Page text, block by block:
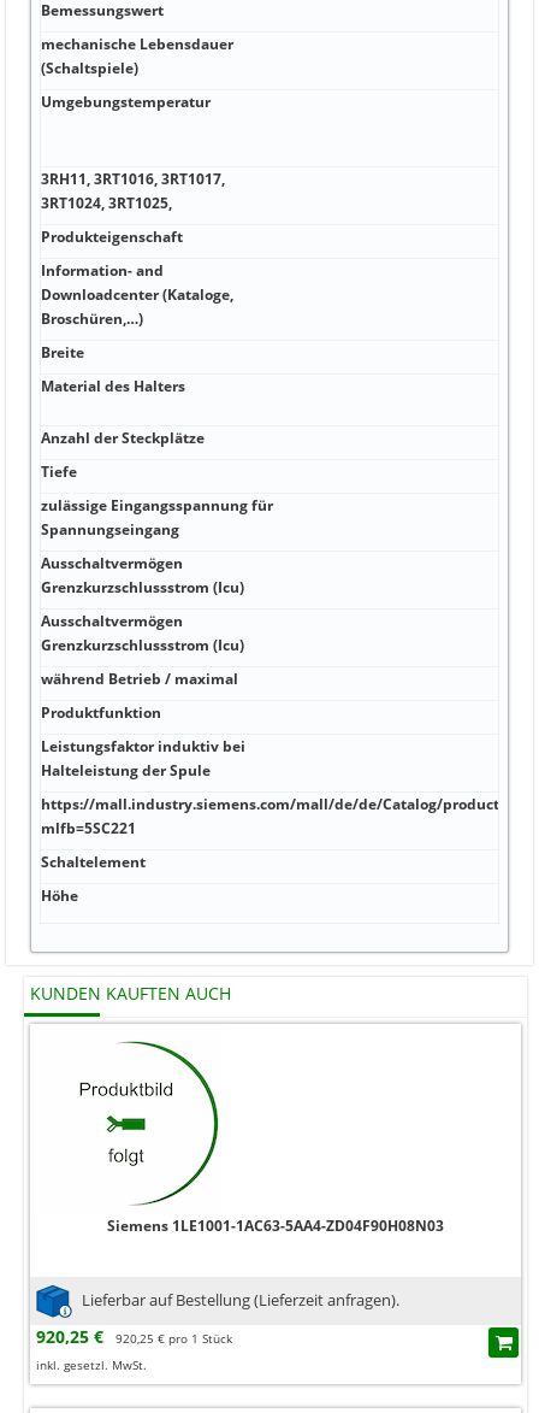
Bemessungswert
mechanische Lebensdauer
(Schaltspiele)
Umgebungstemperatur
3RH11, 3RT1016, 3RT1017,
3RT1024, 3RT1025,
Produkteigenschaft
Information- and
Downloadcenter (Kataloge,
Broschüren,…)
Breite
Material des Halters
Anzahl der Steckplätze
Tiefe
zulässige Eingangsspannung für
Spannungseingang
Ausschaltvermögen
Grenzkurzschlussstrom (Icu)
Ausschaltvermögen
Grenzkurzschlussstrom (Icu)
während Betrieb / maximal
Produktfunktion
Leistungsfaktor induktiv bei
Halteleistung der Spule
https://mall.industry.siemens.com/mall/de/de/Catalog/product?
mlfb=5SC221
Schaltelement
Höhe
KUNDEN KAUFTEN AUCH
Siemens 1LE1001-1AC63-5AA4-ZD04F90H08N03
Lieferbar auf Bestellung (Lieferzeit anfragen).
920,25 €
920,25 € pro 1 Stück
inkl. gesetzl. MwSt.